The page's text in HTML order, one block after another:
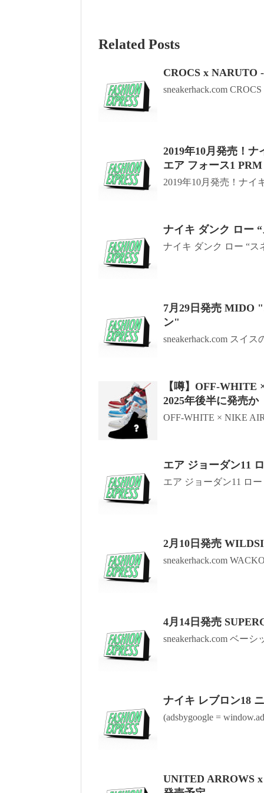
Related Posts
CROCS x NARUTO
sneakerhack.com
2019年10月発売！
エア フォース1 PRM
2019年10月発売！ナイ
ナイキ ダンク ロー
ナイキ ダンク ロー “ス
7月29日発売 MIDO
ン"
sneakerhack.com スイ
【噂】OFF-
2025年後半に発売か
OFF-WHITE × NIKE
エア ジョーダン11
エア ジョーダン11 ロ
2月10日発売
sneakerhack.com
4月14日発売
sneakerhack.com ベー
ナイキ レブロン18
(adsbygoogle =
UNITED ARROWS